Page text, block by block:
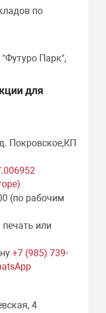
по
Парк",
для
Покровское,КП
(по рабочим
печать или
+7 (985) 739-
4